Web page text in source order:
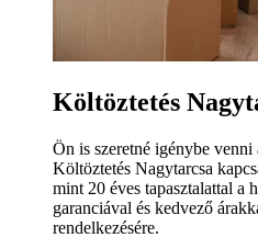
Költöztetés
Ön is szeretné igénybe venni
Költöztetés Nagytarcsa
mint 20 éves tapasztalattal a
garanciával és kedvező
rendelkezésére.